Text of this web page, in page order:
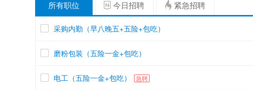
所有职位 今日招聘 紧急招聘
采购内勤（早八晚五+五险+包吃）
磨粉包装（五险一金+包吃）
电工（五险一金+包吃） 急聘